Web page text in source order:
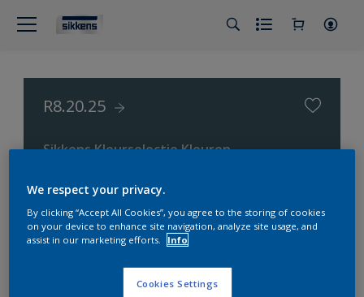
R8.20.25
Sikkens Kleurselectie Kleuren
We respect your privacy.
By clicking “Accept All Cookies”, you agree to the storing of cookies
on your device to enhance site navigation, analyze site usage, and
assist in our marketing efforts.
Info
Cookies Settings